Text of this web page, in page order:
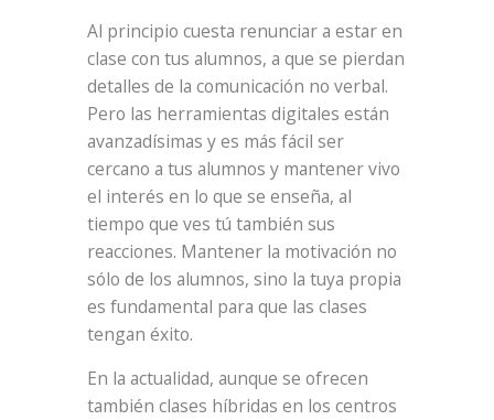
Al principio cuesta renunciar a estar en
clase con tus alumnos, a que se pierdan
detalles de la comunicación no verbal.
Pero las herramientas digitales están
avanzadísimas y es más fácil ser
cercano a tus alumnos y mantener vivo
el interés en lo que se enseña, al
tiempo que ves tú también sus
reacciones. Mantener la motivación no
sólo de los alumnos, sino la tuya propia
es fundamental para que las clases
tengan éxito.
En la actualidad, aunque se ofrecen
también clases híbridas en los centros